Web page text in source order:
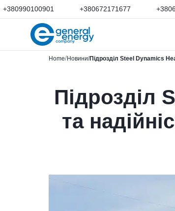
+380990100901 +380672171677
Home Новини Підрозділ Steel Dynamics
Підрозділ
та